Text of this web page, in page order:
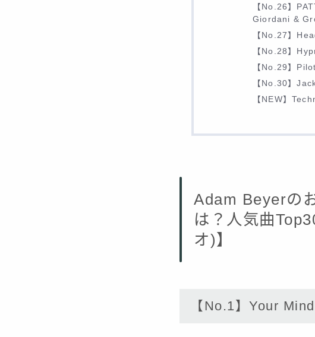
【No.26】
Giordani &
【No.27】
【No.28】
【No.29】Pilot
【No.30】
【NEW】
Adam Beyerの
は？人気曲
オ)】
【No.1】Your Mind